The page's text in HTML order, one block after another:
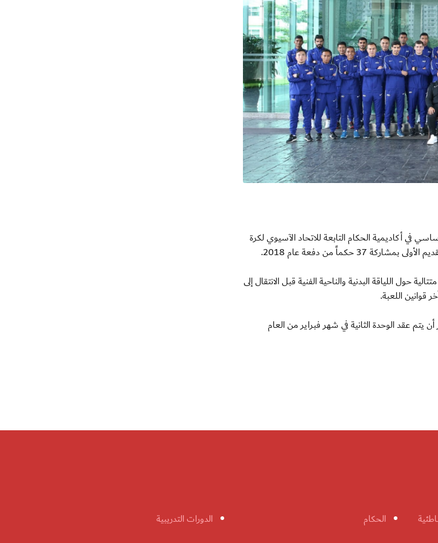
برنامجهم الأساسي في أكاديمية الحكام التابعة للاتحاد الآسيوي لكرة
حكماً من دفعة عام 2018.
اللياقة البدنية والناحية الفنية قبل الانتقال إلى
قوانين اللعبة.
عقد الوحدة الثانية في شهر فبراير من العام
الحكام
الدورات التدريبية